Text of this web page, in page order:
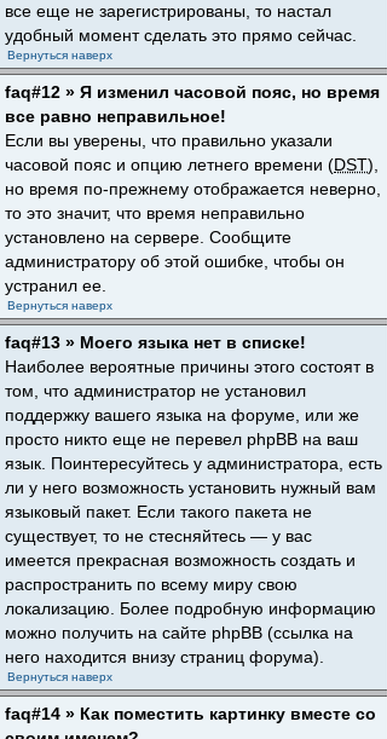
все еще не зарегистрированы, то настал
удобный момент сделать это прямо сейчас.
Вернуться наверх
faq#12 » Я изменил часовой пояс, но время
все равно неправильное!
Если вы уверены, что правильно указали
часовой пояс и опцию летнего времени (DST),
но время по-прежнему отображается неверно,
то это значит, что время неправильно
установлено на сервере. Сообщите
администратору об этой ошибке, чтобы он
устранил ее.
Вернуться наверх
faq#13 » Моего языка нет в списке!
Наиболее вероятные причины этого состоят в
том, что администратор не установил
поддержку вашего языка на форуме, или же
просто никто еще не перевел phpBB на ваш
язык. Поинтересуйтесь у администратора, есть
ли у него возможность установить нужный вам
языковый пакет. Если такого пакета не
существует, то не стесняйтесь — у вас
имеется прекрасная возможность создать и
распространить по всему миру свою
локализацию. Более подробную информацию
можно получить на сайте phpBB (ссылка на
него находится внизу страниц форума).
Вернуться наверх
faq#14 » Как поместить картинку вместе со